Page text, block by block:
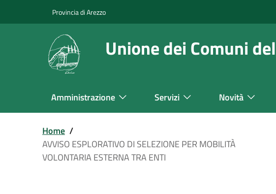
Provincia di Arezzo
Unione dei Comuni
Navigazione
Principale
Amministrazione Servizi Novità
Home /
AVVISO ESPLORATIVO DI SELEZIONE PER MOBILITÀ
VOLONTARIA ESTERNA TRA ENTI